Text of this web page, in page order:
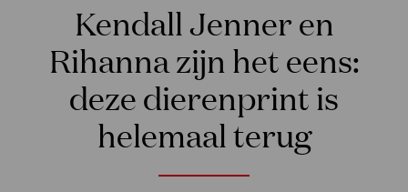
Kendall Jenner en
Rihanna zijn het eens:
deze dierenprint is
helemaal terug